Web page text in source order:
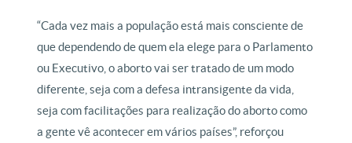
“Cada vez mais a população está mais consciente de
que dependendo de quem ela elege para o Parlamento
ou Executivo, o aborto vai ser tratado de um modo
diferente, seja com a defesa intransigente da vida,
seja com facilitações para realização do aborto como
a gente vê acontecer em vários países”, reforçou